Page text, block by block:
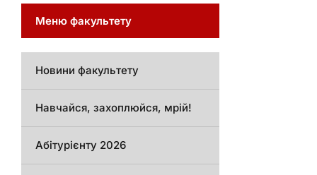
Меню факультету
Новини факультету
Навчайся, захоплюйся, мрій!
Абітурієнту 2026